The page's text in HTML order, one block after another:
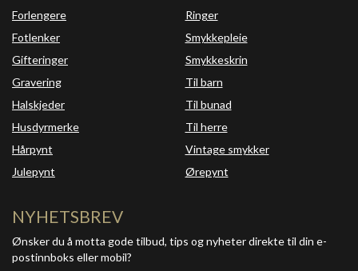
Forlengere
Fotlenker
Gifteringer
Gravering
Halskjeder
Husdyrmerke
Hårpynt
Julepynt
Ringer
Smykkepleie
Smykkeskrin
Til barn
Til bunad
Til herre
Vintage smykker
Ørepynt
NYHETSBREV
Ønsker du å motta gode tilbud, tips og nyheter direkte til din e-
postinnboks eller mobil?